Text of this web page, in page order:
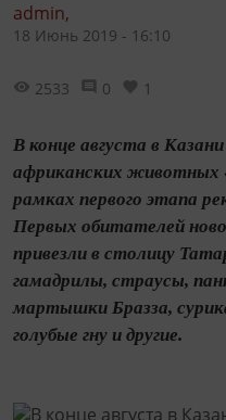
admin,
18 Июнь 2019 - 16:10
2533 0 1
В конце августа в
африканских животных
рамках первого этапа
Первых обитателей
привезли в столицу
гамадрилы, страусы,
мартышки Бразза,
голубые гну и другие.